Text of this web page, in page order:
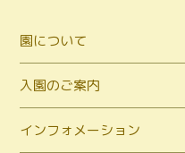
園について
入園のご案内
インフォメーション